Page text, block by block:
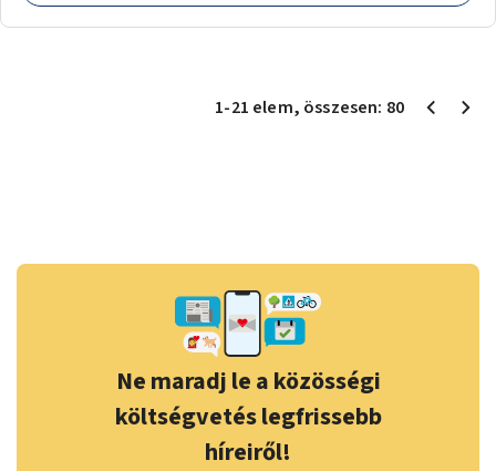
1-21 elem, összesen: 80
Ne maradj le a közösségi
költségvetés legfrissebb
híreiről!